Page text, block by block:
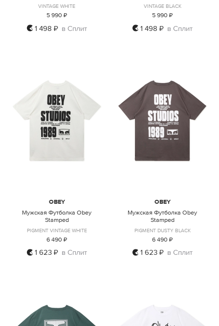
S M L XL
VINTAGE WHITE
5 990 ₽
1 498 ₽ в Сплит S M L XL
VINTAGE BLACK
5 990 ₽
1 498 ₽ в Сплит
S M L XL
OBEY
Мужская Футболка Obey
Stamped
PIGMENT VINTAGE WHITE
6 490 ₽
1 623 ₽ в Сплит S M L XL
OBEY
Мужская Футболка Obey
Stamped
PIGMENT DUSTY BLACK
6 490 ₽
1 623 ₽ в Сплит